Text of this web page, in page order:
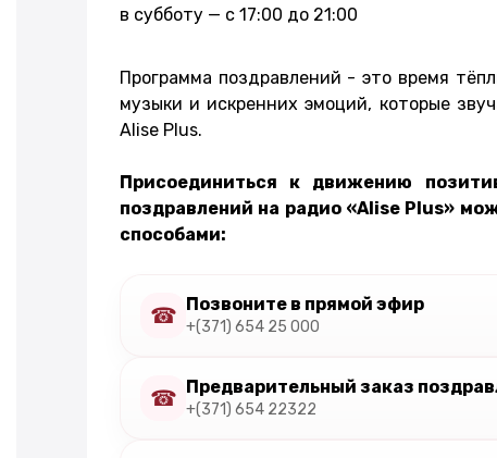
в субботу — с 17:00 до 21:00
Программа поздравлений - это время
музыки и искренних эмоций, которые
Alise Plus.
Присоединиться к движению
поздравлений на радио «Alise Plus»
способами:
☎ Позвоните в прямой эфир
+(371) 654 25 000
☎ Предварительный заказ
+(371) 654 22322